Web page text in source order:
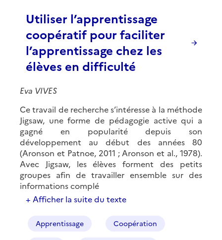
Utiliser l’apprentissage
coopératif pour faciliter
l’apprentissage chez les
élèves en difficulté
Eva VIVES
Ce travail de recherche s’intéresse à la méthode
Jigsaw, une forme de pédagogie active qui a
gagné en popularité depuis son
développement au début des années 80
(Aronson et Patnoe, 2011 ; Aronson et al., 1978).
Avec Jigsaw, les élèves forment des petits
groupes afin de travailler ensemble sur des
informations complé
+ Afficher la suite du texte
Apprentissage Coopération